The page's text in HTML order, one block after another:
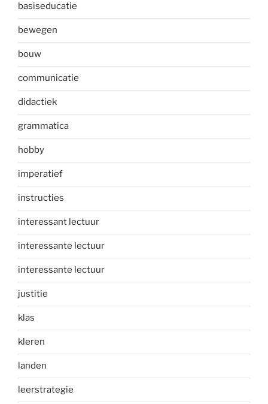
basiseducatie
bewegen
bouw
communicatie
didactiek
grammatica
hobby
imperatief
instructies
interessant lectuur
interessante lectuur
interessante lectuur
justitie
klas
kleren
landen
leerstrategie